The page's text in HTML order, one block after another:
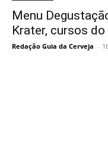
Menu
Krater, cursos
Redação Guia da Cerveja -